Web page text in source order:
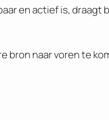
en actief is,
bron naar voren te